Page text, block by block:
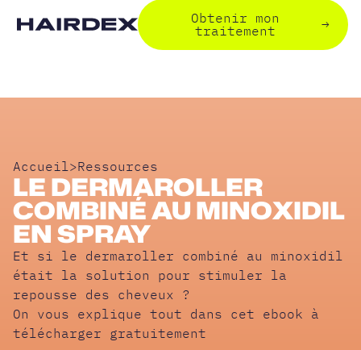
Obtenir mon
traitement
→
Accueil >Ressources
LE DERMAROLLER
COMBINÉ AU MINOXIDIL
EN SPRAY
Et si le dermaroller combiné au minoxidil
était la solution pour stimuler la
repousse des cheveux ?
On vous explique tout dans cet ebook à
télécharger gratuitement